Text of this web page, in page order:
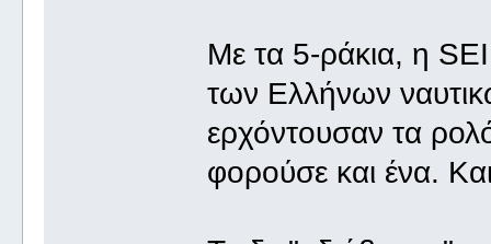
Με τα 5-ράκια, η
των Ελλήνων
ερχόντουσαν τα
φορούσε και ένα.